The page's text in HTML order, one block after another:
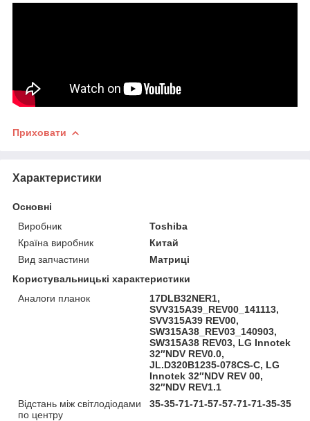
Приховати
Характеристики
Основні
Виробник
Toshiba
Країна виробник
Китай
Вид запчастини
Матриці
Користувальницькі характеристики
Аналоги планок
17DLB32NER1,
SVV315A39_REV00_141113,
SVV315A39 REV00,
SW315A38_REV03_140903,
SW315A38 REV03, LG Innotek
32″NDV REV0.0,
JL.D320B1235-078CS-C, LG
Innotek 32″NDV REV 00,
32″NDV REV1.1
Відстань між світлодіодами
по центру
35-35-71-71-57-57-71-71-35-35